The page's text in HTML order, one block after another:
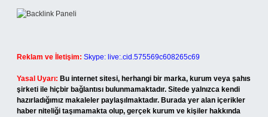
Reklam ve İletişim: Skype: live:.cid.575569c608265c69
Yasal Uyarı: Bu internet sitesi, herhangi bir marka, kurum veya şahıs
şirketi ile hiçbir bağlantısı bulunmamaktadır. Sitede yalnızca kendi
hazırladığımız makaleler paylaşılmaktadır. Burada yer alan içerikler
haber niteliği taşımamakta olup, gerçek kurum ve kişiler hakkında